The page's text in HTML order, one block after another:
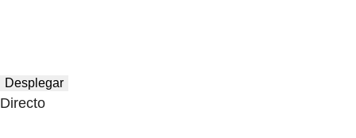
Desplegar
Directo